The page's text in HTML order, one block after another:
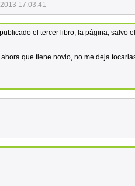
17:03:41
el tercer libro, la página, salvo
que tiene novio, no me deja